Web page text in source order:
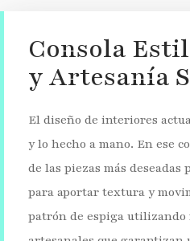
Consola
y Artesanía
El diseño de interiores
y lo hecho a mano. En ese
de las piezas más
para aportar textura y
patrón de espiga utilizando